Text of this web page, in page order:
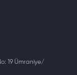
19 Ümraniye/